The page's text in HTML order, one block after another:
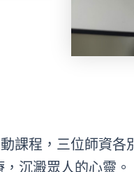
課程，三位師資各
沉澱眾人的心靈。